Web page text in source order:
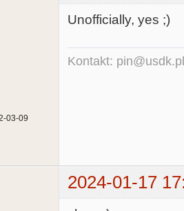
03-09
Unofficially, yes ;)
Kontakt: pin@usdk.pl
2024-01-17